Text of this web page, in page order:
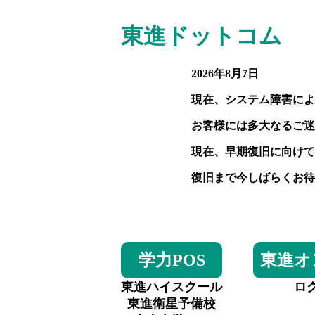
東進ドットコム
2026年8月7日
現在、システム障害に
お客様には多大なるご
現在、早期復旧に向け
復旧まで今しばらくお
学力POS
東進ハイスクール
東進衛星予備校
東進
ロ